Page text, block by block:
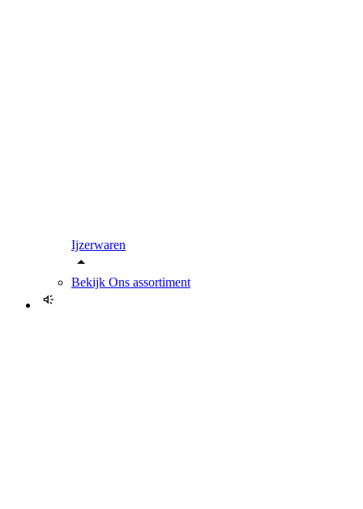
Ijzerwaren
Bekijk Ons assortiment